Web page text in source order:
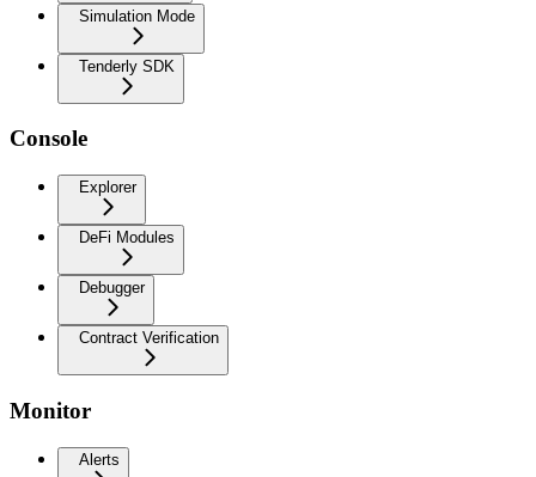
Simulation Mode
Tenderly SDK
Console
Explorer
DeFi Modules
Debugger
Contract Verification
Monitor
Alerts